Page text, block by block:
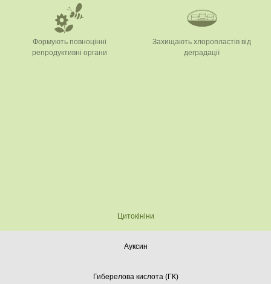
Формують повноцінні
репродуктивні органи
Захищають хлоропластів від
деградації
Цитокініни
Ауксин
Гиберелова кислота (ГК)